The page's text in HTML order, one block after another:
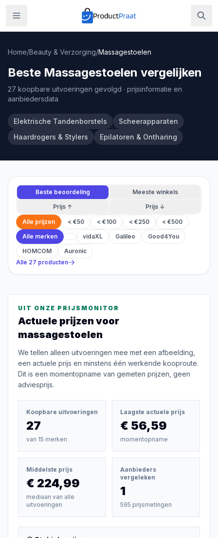
Home/Beauty & Verzorging/Massagestoelen
Beste Massagestoelen vergelijken
27 koopbare uitvoeringen gevolgd · prijsinformatie en
aanbiedersdata
Elektrische Tandenborstels
Scheerapparaten
Haardrogers & Stylers
Epilatoren & Ontharing
Beste beoordeling
Meeste winkels
Prijs ↑
Prijs ↓
Alle prijzen < €50 < €100 < €250
< €500
Alle merken
vidaXL Galileo
Good4You
HOMCOM
Auronic
Alle 27 producten
UIT ONZE PRIJSMONITOR
Actuele prijzen voor
massagestoelen
We tellen alleen uitvoeringen mee met een afbeelding,
een actuele prijs en minstens één werkende kooproute.
Dit is een momentopname van gemeten prijzen, geen
adviesprijs.
Koopbare uitvoeringen
27
van 15 merken
Laagste actuele prijs
€ 56,59
momentopname
Middelste prijs
€ 224,99
mediaan van alle
uitvoeringen
Aanbieders
vergeleken
1
595 prijsmetingen